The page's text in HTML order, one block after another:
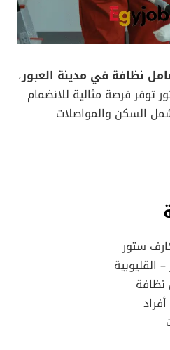
نظافة في مدينة العبور،
فرصة مثالية للانضمام
السكن والمواصلات
ستور
القليوبية
نظافة